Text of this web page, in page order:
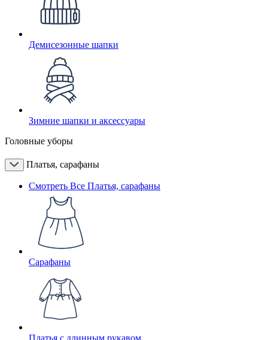
Демисезонные шапки
Зимние шапки и аксессуары
Головные уборы
Платья, сарафаны
Смотреть Все Платья, сарафаны
Сарафаны
Платья с длинным рукавом